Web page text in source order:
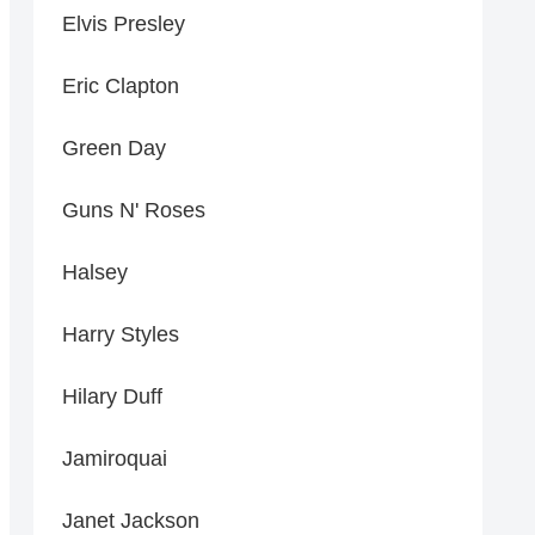
Elvis Presley
Eric Clapton
Green Day
Guns N' Roses
Halsey
Harry Styles
Hilary Duff
Jamiroquai
Janet Jackson